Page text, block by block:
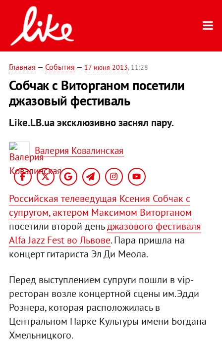
Главная — События — 17 июня 2013, 11:28
Собчак с Виторганом посетили
джазовый фестиваль
Like.LB.ua эксклюзивно заснял пару.
Валерия Ковалинская
Российская телеведущая Ксения Собчак с
супругом, актером Максимом Виторганом
посетили второй деньджазового фестиваля
Alfa Jazz Fest во Львове. Пара пришла на
концерт гитариста Эл Ди Меола.
Перед выступлением супруги пошли в vip-
ресторан возле концертной сцены им.Эдди
Рознера, которая расположилась в
Центральном Парке Культуры имени Богдана
Хмельницкого.